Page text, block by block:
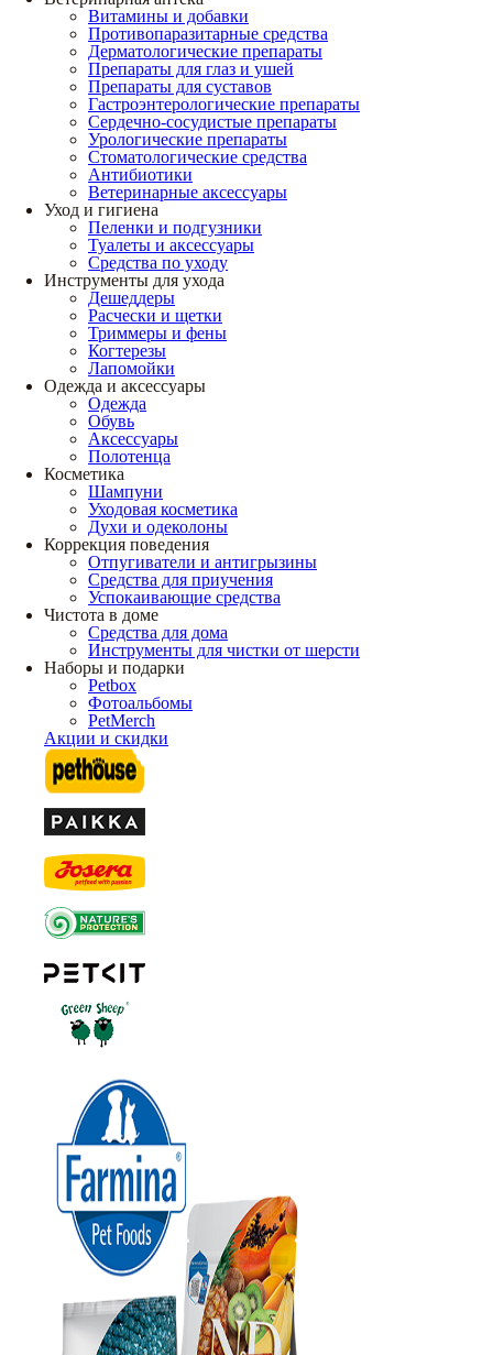
Витамины и добавки
Противопаразитарные средства
Дерматологические препараты
Препараты для глаз и ушей
Препараты для суставов
Гастроэнтерологические препараты
Сердечно-сосудистые препараты
Урологические препараты
Стоматологические средства
Антибиотики
Ветеринарные аксессуары
Уход и гигиена
Пеленки и подгузники
Туалеты и аксессуары
Средства по уходу
Инструменты для ухода
Дешеддеры
Расчески и щетки
Триммеры и фены
Когтерезы
Лапомойки
Одежда и аксессуары
Одежда
Обувь
Аксессуары
Полотенца
Косметика
Шампуни
Уходовая косметика
Духи и одеколоны
Коррекция поведения
Отпугиватели и антигрызины
Средства для приучения
Успокаивающие средства
Чистота в доме
Средства для дома
Инструменты для чистки от шерсти
Наборы и подарки
Petbox
Фотоальбомы
PetMerch
Акции и скидки